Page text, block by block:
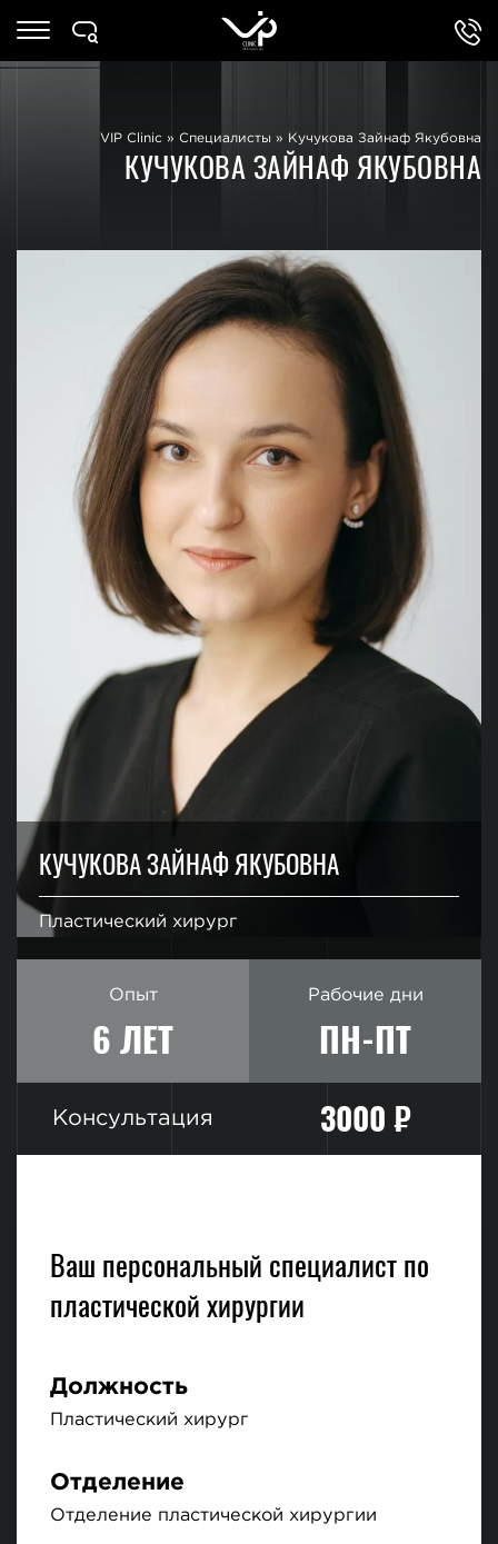
VIP Clinic » Специалисты » Кучукова Зайнаф Якубовна
КУЧУКОВА ЗАЙНАФ ЯКУБОВНА
КУЧУКОВА ЗАЙНАФ ЯКУБОВНА
Пластический хирург
Опыт
6 ЛЕТ
Рабочие дни
ПН-ПТ
Консультация 3000 ₽
Ваш персональный специалист по
пластической хирургии
Должность
Пластический хирург
Отделение
Отделение пластической хирургии